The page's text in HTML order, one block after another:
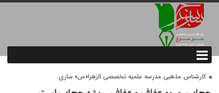
کارشناس مذهبی مدرسه علمیه تخصصی الزهرا«س» ساری